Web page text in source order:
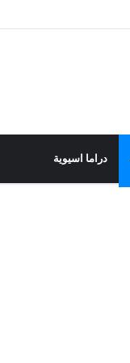
دراما اسيوية